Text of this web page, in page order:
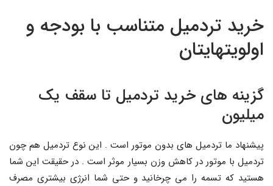
خرید تردمیل متناسب با بودجه و
اولویتهایتان
گزینه های خرید تردمیل تا سقف یک
میلیون
پیشنهاد ما تردمیل های بدون موتور است . این نوع تردمیل هم چون
تردمیل با موتور در کاهش وزن بسیار موثر است . در حقیقت این شما
هستید که تسمه را می چرخانید و حتی شما انرژی بیشتری مصرف